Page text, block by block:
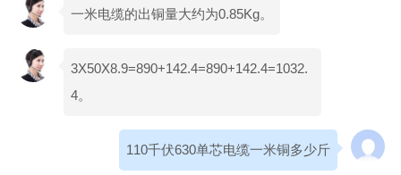
一米电缆的出铜量大约为0.85Kg。
3X50X8.9=890+142.4=890+142.4=1032.
4。
110千伏630单芯电缆一米铜多少斤